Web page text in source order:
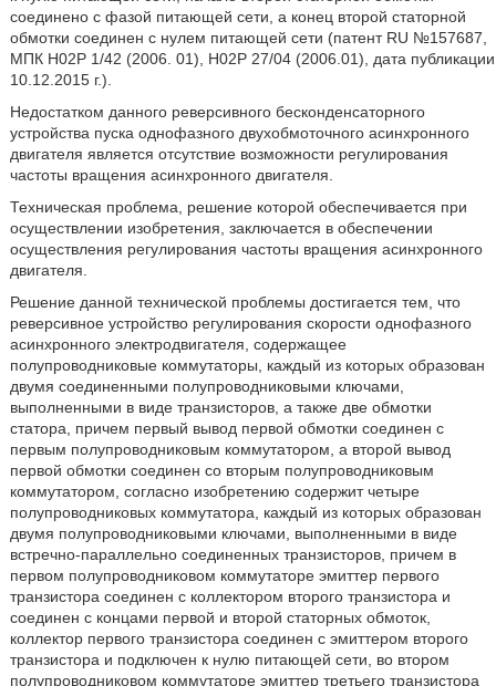
соединено с фазой питающей сети, а конец второй статорной
обмотки соединен с нулем питающей сети (патент RU №157687,
МПК Н02Р 1/42 (2006. 01), Н02Р 27/04 (2006.01), дата публикации
10.12.2015 г.).
Недостатком данного реверсивного бесконденсаторного
устройства пуска однофазного двухобмоточного асинхронного
двигателя является отсутствие возможности регулирования
частоты вращения асинхронного двигателя.
Техническая проблема, решение которой обеспечивается при
осуществлении изобретения, заключается в обеспечении
осуществления регулирования частоты вращения асинхронного
двигателя.
Решение данной технической проблемы достигается тем, что
реверсивное устройство регулирования скорости однофазного
асинхронного электродвигателя, содержащее
полупроводниковые коммутаторы, каждый из которых образован
двумя соединенными полупроводниковыми ключами,
выполненными в виде транзисторов, а также две обмотки
статора, причем первый вывод первой обмотки соединен с
первым полупроводниковым коммутатором, а второй вывод
первой обмотки соединен со вторым полупроводниковым
коммутатором, согласно изобретению содержит четыре
полупроводниковых коммутатора, каждый из которых образован
двумя полупроводниковыми ключами, выполненными в виде
встречно-параллельно соединенных транзисторов, причем в
первом полупроводниковом коммутаторе эмиттер первого
транзистора соединен с коллектором второго транзистора и
соединен с концами первой и второй статорных обмоток,
коллектор первого транзистора соединен с эмиттером второго
транзистора и подключен к нулю питающей сети, во втором
полупроводниковом коммутаторе эмиттер третьего транзистора